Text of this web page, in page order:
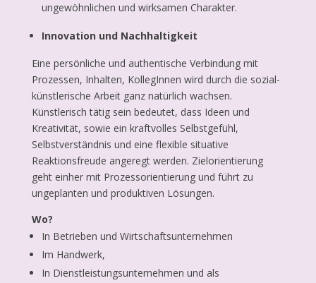
ungewöhnlichen und wirksamen Charakter.
Innovation und Nachhaltigkeit
Eine persönliche und authentische Verbindung mit
Prozessen, Inhalten, KollegInnen wird durch die sozial-
künstlerische Arbeit ganz natürlich wachsen.
Künstlerisch tätig sein bedeutet, dass Ideen und
Kreativität, sowie ein kraftvolles Selbstgefühl,
Selbstverständnis und eine flexible situative
Reaktionsfreude angeregt werden. Zielorientierung
geht einher mit Prozessorientierung und führt zu
ungeplanten und produktiven Lösungen.
Wo?
In Betrieben und Wirtschaftsunternehmen
Im Handwerk,
In Dienstleistungsunternehmen und als